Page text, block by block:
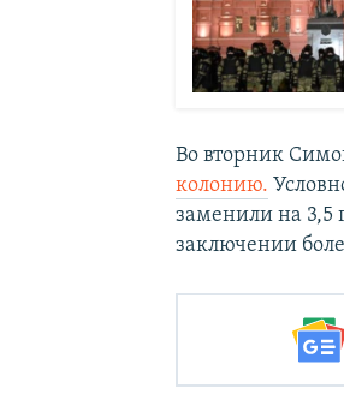
Во вторник
колонию.
заменили на 3,5
заключении